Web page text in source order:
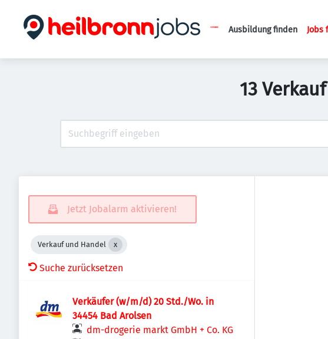
Ausbildung finden Jobs
13
Jetzt Jobalarm aktivieren!
Verkauf und Handel
Suche zurücksetzen
Verkäufer (w/m/d) 20 Std./Wo. in
34454 Bad Arolsen
dm-drogerie markt GmbH + Co. KG